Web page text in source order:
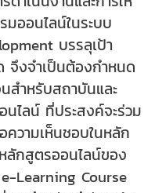
ออนไลน์ในระบบ
บรรลุเป้า
จึงจำเป็นต้องกำหนด
ำหรับสถาบันและ
ไลน์ ที่ประสงค์จะร่วม
ความเห็นชอบในหลัก
ลักสูตรออนไลน์ของ
Learning Course